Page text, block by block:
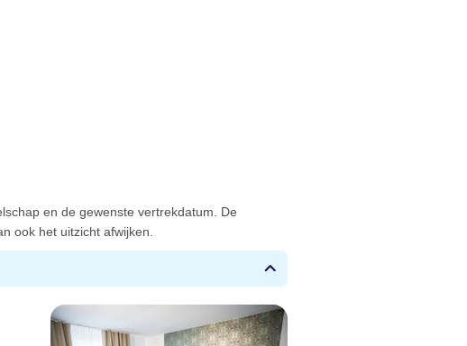
en de gewenste vertrekdatum. De
ook het uitzicht afwijken.